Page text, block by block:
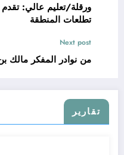
ورقلة/تعليم عالي:
تطلعات المنطقة
Next post
من نوادر المفكر مالك
تقارير